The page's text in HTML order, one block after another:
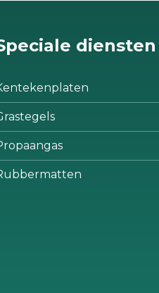
diensten